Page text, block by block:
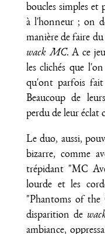
boucles simples et
à l'honneur ; on
manière de faire
wack MC. A ce
les clichés que
qu'ont parfois
Beaucoup de
perdu de leur éclat
Le duo, aussi,
bizarre, comme
trépidant "MC
lourde et les
"Phantoms of the
disparition de
ambiance,